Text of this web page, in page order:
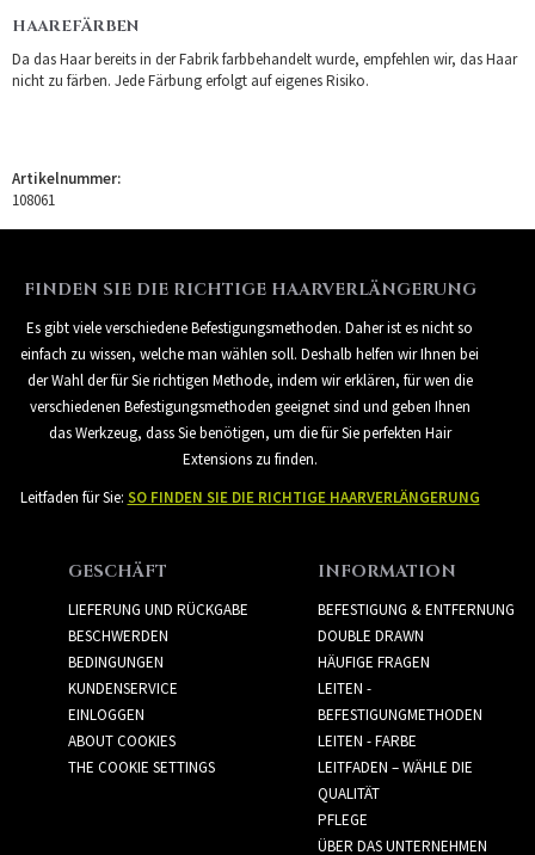
HAAREFÄRBEN
Da das Haar bereits in der Fabrik farbbehandelt wurde, empfehlen wir, das Haar
nicht zu färben. Jede Färbung erfolgt auf eigenes Risiko.
Artikelnummer:
108061
FINDEN SIE DIE RICHTIGE HAARVERLÄNGERUNG
Es gibt viele verschiedene Befestigungsmethoden. Daher ist es nicht so
einfach zu wissen, welche man wählen soll. Deshalb helfen wir Ihnen bei
der Wahl der für Sie richtigen Methode, indem wir erklären, für wen die
verschiedenen Befestigungsmethoden geeignet sind und geben Ihnen
das Werkzeug, dass Sie benötigen, um die für Sie perfekten Hair
Extensions zu finden.
Leitfaden für Sie: SO FINDEN SIE DIE RICHTIGE HAARVERLÄNGERUNG
GESCHÄFT
LIEFERUNG UND RÜCKGABE
BESCHWERDEN
BEDINGUNGEN
KUNDENSERVICE
EINLOGGEN
ABOUT COOKIES
THE COOKIE SETTINGS
INFORMATION
BEFESTIGUNG & ENTFERNUNG
DOUBLE DRAWN
HÄUFIGE FRAGEN
LEITEN -
BEFESTIGUNGMETHODEN
LEITEN - FARBE
LEITFADEN – WÄHLE DIE
QUALITÄT
PFLEGE
ÜBER DAS UNTERNEHMEN